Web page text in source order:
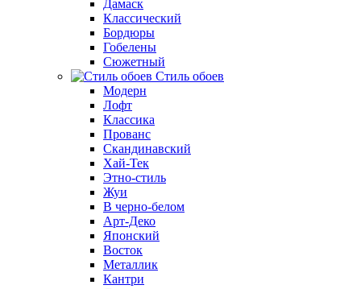
Дамаск
Классический
Бордюры
Гобелены
Сюжетный
Стиль обоев
Модерн
Лофт
Классика
Прованс
Скандинавский
Хай-Тек
Этно-стиль
Жуи
В черно-белом
Арт-Деко
Японский
Восток
Металлик
Кантри